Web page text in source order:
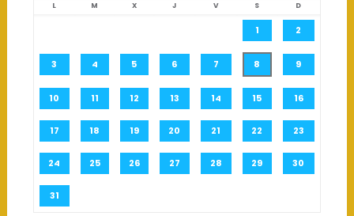
L M X J V S D
1 2
3 4 5 6 7 8 9
10 11 12 13 14 15 16
17 18 19 20 21 22 23
24 25 26 27 28 29 30
31